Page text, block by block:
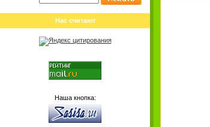
Нас считают
Наша кнопка: